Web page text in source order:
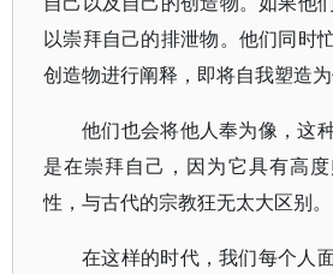
以崇拜自己的排泄物。他们同时
创造物进行阐释，即将自我塑造为
他们也会将他人奉为像，这
是在崇拜自己，因为它具有高
性，与古代的宗教狂无太大区别。
在这样的时代，我们每个人